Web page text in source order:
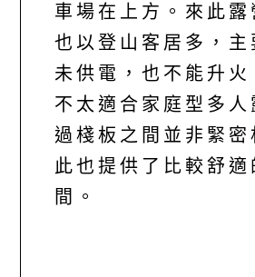
車場在上方。來此露
也以登山客居多，主
未供電，也不能升火
不太適合家庭型多人
過棧板之間並非緊密
此也提供了比較舒適
間。